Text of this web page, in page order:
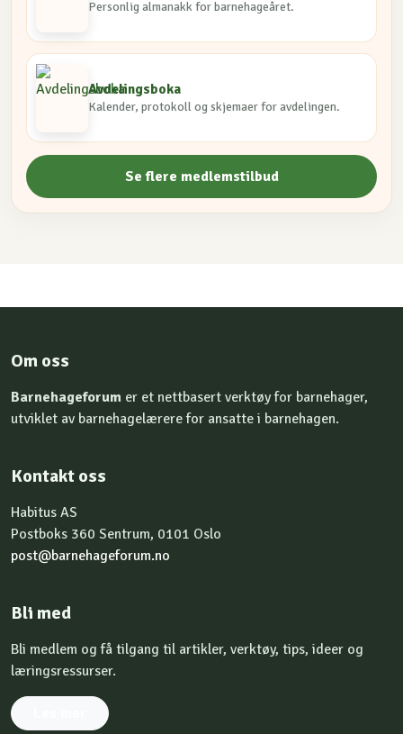
Personlig almanakk for barnehageåret.
Avdelingsboka
Kalender, protokoll og skjemaer for avdelingen.
Se flere medlemstilbud
Om oss
Barnehageforum er et nettbasert verktøy for barnehager,
utviklet av barnehagelærere for ansatte i barnehagen.
Kontakt oss
Habitus AS
Postboks 360 Sentrum, 0101 Oslo
post@barnehageforum.no
Bli med
Bli medlem og få tilgang til artikler, verktøy, tips, ideer og
læringsressurser.